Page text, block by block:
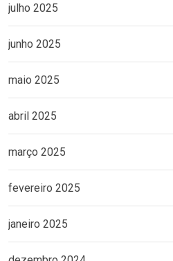
julho 2025
junho 2025
maio 2025
abril 2025
março 2025
fevereiro 2025
janeiro 2025